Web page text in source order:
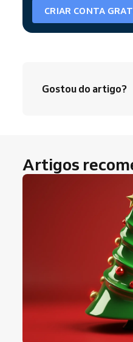
CRIAR CONTA
Gostou do artigo?
Artigos